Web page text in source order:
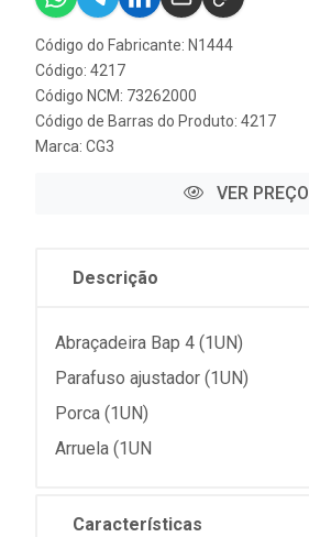
Código do Fabricante: N1444
Código: 4217
Código NCM: 73262000
Código de Barras do Produto: 4217
Marca: CG3
VER PREÇO
Descrição
Abraçadeira Bap 4 (1UN)
Parafuso ajustador (1UN)
Porca (1UN)
Arruela (1UN
Características